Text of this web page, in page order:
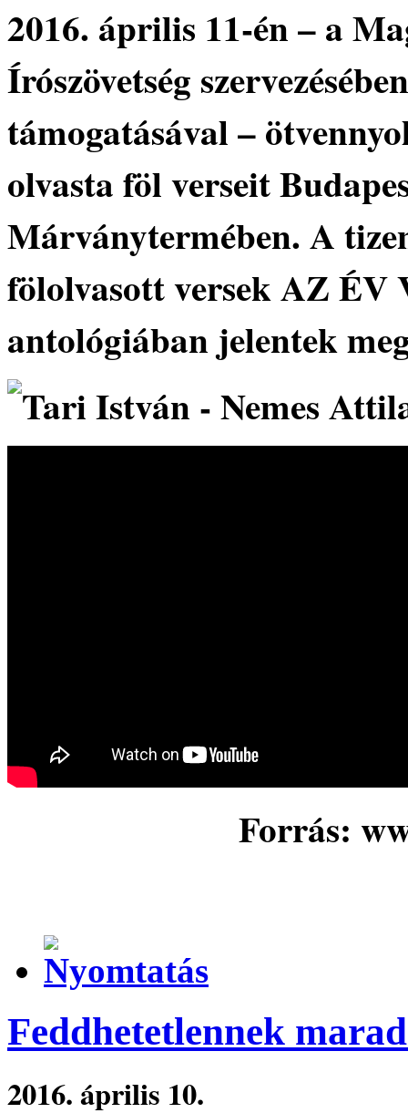
2016. április 11-én – a
Írószövetség
támogatásával –
olvasta föl verseit
Márványtermében. A
fölolvasott versek AZ ÉV
antológiában jelentek
Forrás:
Feddhetetlennek
2016. április 10.